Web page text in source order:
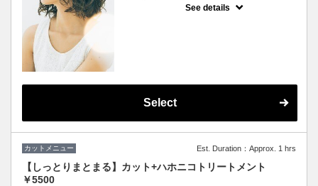
See details
Select
カットメニュー Est. Duration：Approx. 1 hrs
【しっとりまとまる】カット+ハホニコトリートメント
￥5500